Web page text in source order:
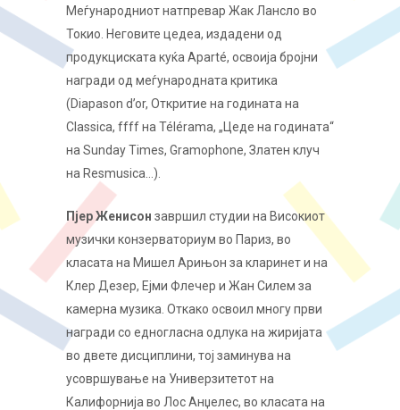
Меѓународниот натпревар Жак Лансло во
Токио. Неговите цедеа, издадени од
продукциската куќа Aparté, освоија бројни
награди од меѓународната критика
(Diapason d’or, Откритие на годината на
Classica, ffff на Télérama, „Цеде на годината“
на Sunday Times, Gramophone, Златен клуч
на Resmusica…).
Пјер Женисон завршил студии на Високиот
музички конзерваториум во Париз, во
класата на Мишел Арињон за кларинет и на
Клер Дезер, Ејми Флечер и Жан Силем за
камерна музика. Откако освоил многу први
награди со едногласна одлука на жиријата
во двете дисциплини, тој заминува на
усовршување на Универзитетот на
Калифорнија во Лос Анџелес, во класата на